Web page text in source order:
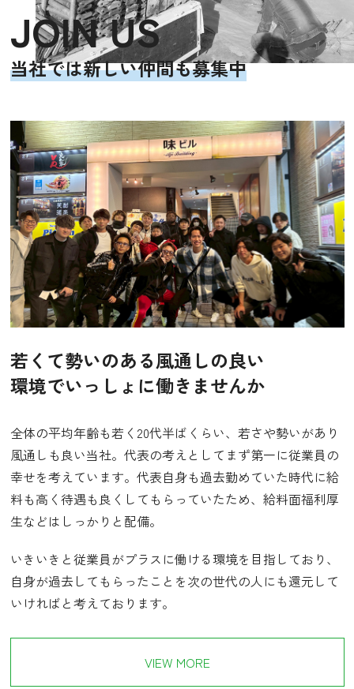
JOIN US
当社では新しい仲間も募集中
若くて勢いのある風通しの良い
環境でいっしょに働きませんか
全体の平均年齢も若く20代半ばくらい、若さや勢いがあり
風通しも良い当社。代表の考えとしてまず第一に従業員の
幸せを考えています。代表自身も過去勤めていた時代に給
料も高く待遇も良くしてもらっていたため、給料面福利厚
生などはしっかりと配備。
いきいきと従業員がプラスに働ける環境を目指しており、
自身が過去してもらったことを次の世代の人にも還元して
いければと考えております。
VIEW MORE